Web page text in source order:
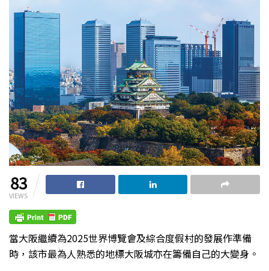
83
VIEWS
當大阪繼續為2025世界博覽會及綜合度假村的發展作準備
時，該市最為人熟悉的地標大阪城亦在籌備自己的大變身。